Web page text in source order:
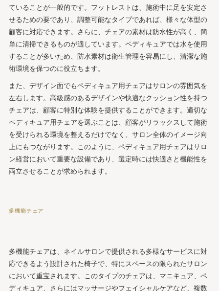
ていることが一般的です。フットレストは、施術中に足を安定さ
せるための要であり、調整可能なタイプであれば、様々な体型の
顧客に対応できます。さらに、チェアの素材は防水性が高く、簡
単に清掃できるものが適しています。ペディキュアでは水を使用
することが多いため、防水素材は衛生管理を容易にし、清潔な施
術環境を保つのに役立ちます。
また、デザイン面でもペディキュア用チェアはサロンの雰囲気を
左右します。高級感のあるデザインや快適なクッション性を持つ
チェアは、顧客に特別な体験を提供することができます。適切な
ペディキュア用チェアを選ぶことは、顧客がリラックスして施術
を受けられる環境を整えるだけでなく、サロン全体のイメージ向
上にもつながります。このように、ペディキュア用チェアはサロ
ン経営において重要な設備であり、選定時には快適さと機能性を
両立させることが求められます。
多機能チェア
多機能チェアは、ネイルサロンで提供される多様なサービスに対
応できるよう設計された椅子で、特にスペースの限られたサロン
において重宝されます。このタイプのチェアは、マニキュア、ペ
ディキュア、さらにはマッサージやフェイシャルケアなど、複数